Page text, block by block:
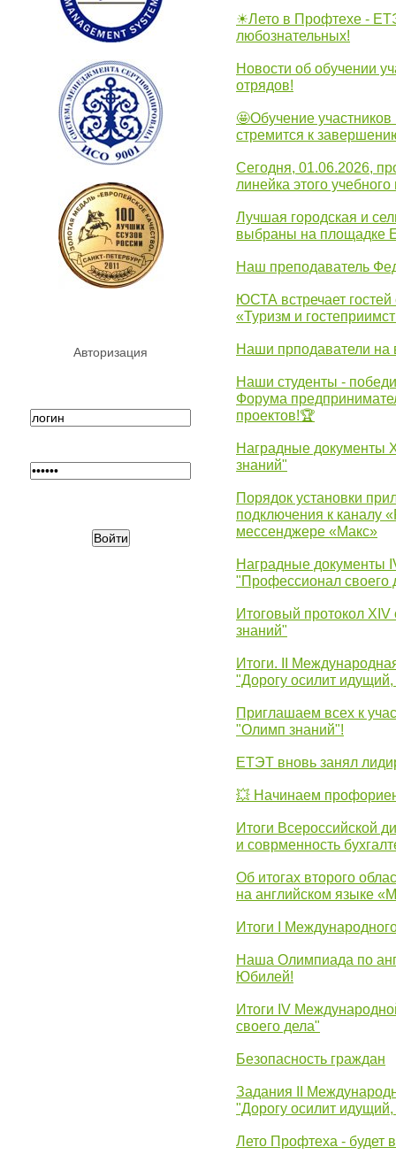
Авторизация
☀Лето в Профтехе -
любознательных!
Новости об обучении
отрядов!
🤩Обучение участников
стремится к
Сегодня, 01.06.2026,
линейка этого учебного
Лучшая городская и
выбраны на площадке
Наш преподаватель
ЮСТА встречает гостей
«Туризм и
Наши прподаватели
Наши студенты -
Форума
проектов!🏆
Наградные документы
знаний"
Порядок установки
подключения к каналу
мессенджере «Макс»
Наградные документы
"Профессионал своего
Итоговый протокол
знаний"
Итоги. II
"Дорогу осилит
Приглашаем всех к
"Олимп знаний"!
ЕТЭТ вновь занял
💥 Начинаем
Итоги Всероссийской
и соврменность
Об итогах второго
на английском языке
Итоги I
Наша Олимпиада по
Юбилей!
Итоги IV
своего дела"
Безопасность граждан
Задания II
"Дорогу осилит
Лето Профтеха - будет